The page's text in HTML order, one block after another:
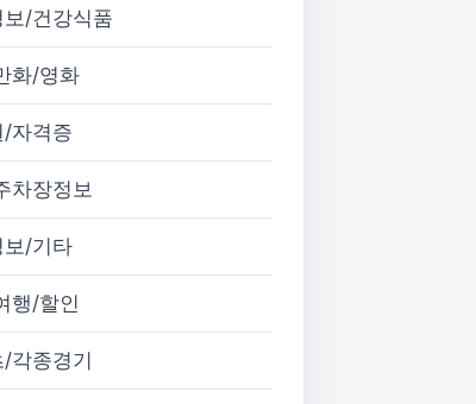
보/건강식품
화/영화
/자격증
차장정보
보/기타
행/할인
각종경기